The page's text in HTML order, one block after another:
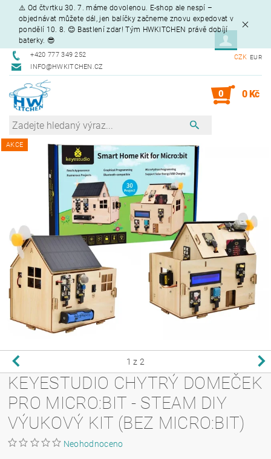
⚠️ Od čtvrtku 30. 7. máme dovolenou. E-shop ale nespí –
objednávat můžete dál, jen balíčky začneme znovu expedovat v
pondělí 10. 8. 😊 Bastlení zdar! Tým HWKITCHEN právě dobíjí
baterky. 😎
+420 777 349 252
INFO@HWKITCHEN.CZ
CZK EUR
0 0 Kč
AKCE
1 z 2
KEYESTUDIO CHYTRÝ DOMEČEK
PRO MICRO:BIT - STEAM DIY
VÝUKOVÝ KIT (BEZ MICRO:BIT)
Neohodnoceno